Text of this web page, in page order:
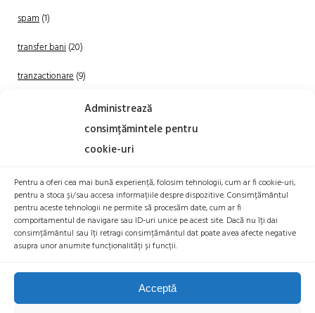
Administrează
consimțămintele pentru
cookie-uri
Pentru a oferi cea mai bună experiență, folosim tehnologii, cum ar fi cookie-uri,
pentru a stoca și/sau accesa informațiile despre dispozitive. Consimțământul
pentru aceste tehnologii ne permite să procesăm date, cum ar fi
comportamentul de navigare sau ID-uri unice pe acest site. Dacă nu îți dai
consimțământul sau îți retragi consimțământul dat poate avea afecte negative
asupra unor anumite funcționalități și funcții.
Acceptă
spam(1)
transfer bani(20)
tranzactionare(9)
(20)
TRANZACTIONEAZA